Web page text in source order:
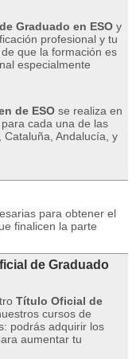
Graduado en ESO y
profesional y tu
que la formación es
especialmente
de ESO se realiza en
cada una de las
Andalucía, y
para obtener el
finalicen la parte
de Graduado
Título Oficial de
cursos de
podrás adquirir los
aumentar tu